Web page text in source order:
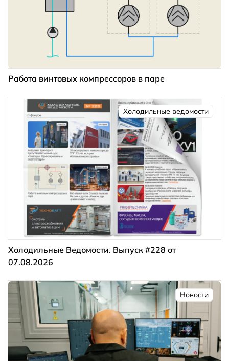
Работа винтовых компрессоров в паре
Холодильные ведомости
Холодильные Ведомости. Выпуск #228 от
07.08.2026
Новости